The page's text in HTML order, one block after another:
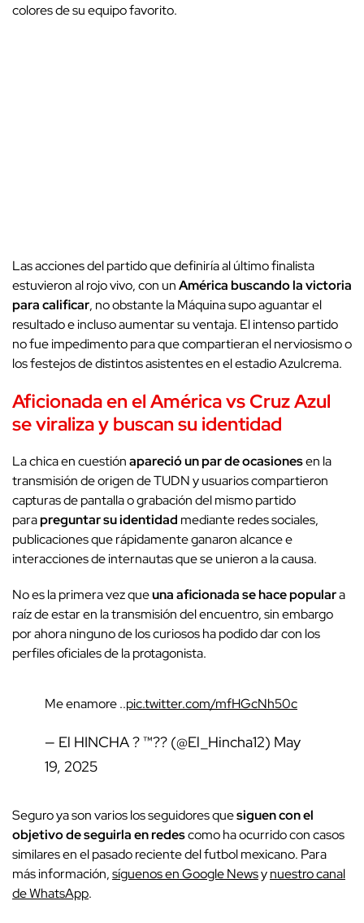
colores de su equipo favorito.
Las acciones del partido que definiría al último finalista
estuvieron al rojo vivo, con unAmérica buscando la victoria
para calificar, no obstante la Máquina supo aguantar el
resultado e incluso aumentar su ventaja. El intenso partido
no fue impedimento para que compartieran el nerviosismo o
los festejos de distintos asistentes en el estadio Azulcrema.
Aficionada en el América vs Cruz Azul
se viraliza y buscan su identidad
La chica en cuestiónapareció un par de ocasionesen la
transmisión de origen de TUDN y usuarios compartieron
capturas de pantalla o grabación del mismo partido
parapreguntar su identidad mediante redes sociales,
publicaciones que rápidamente ganaron alcance e
interacciones de internautas que se unieron a la causa.
No es la primera vez queuna aficionada se hace populara
raíz de estar en la transmisión del encuentro, sin embargo
por ahora ninguno de los curiosos ha podido dar con los
perfiles oficiales de la protagonista.
Me enamore ..pic.twitter.com/mfHGcNh50c
— El HINCHA ? ™?? (@El_Hincha12) May
19, 2025
Seguro ya son varios los seguidores quesiguen con el
objetivo de seguirla en redescomo ha ocurrido con casos
similares en el pasado reciente del futbol mexicano. Para
más información,síguenos en Google Newsynuestro canal
de WhatsApp.